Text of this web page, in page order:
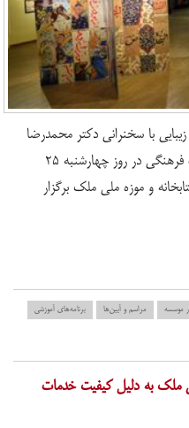
با سخنرانی دکتر محمدرضا
رحیم‌زاده رییس مرکز آموزش عالی میراث فرهنگی در روز چهارشنبه ۲۵
ساعت ۱۶ در کتابخانه و موزه ملی ملک برگزار
موسسه مراسم و آیین‌ها برنامه‌های آموزشی
ملک به دلیل کیفیت خدمات